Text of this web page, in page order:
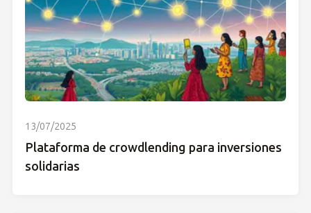
13/07/2025
Plataforma de crowdlending para inversiones
solidarias